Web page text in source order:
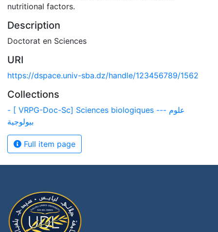
nutritional factors.
Description
Doctorat en Sciences
URI
https://dspace.univ-sba.dz/handle/123456789/1562
Collections
- [ VRPG-Doc-Sc] Sciences biologiques --- علوم
بيولوجية
Full item page